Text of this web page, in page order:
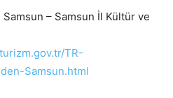
– Samsun İl Kültür ve
TR-
Samsun.html